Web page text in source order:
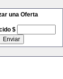
una Oferta
$